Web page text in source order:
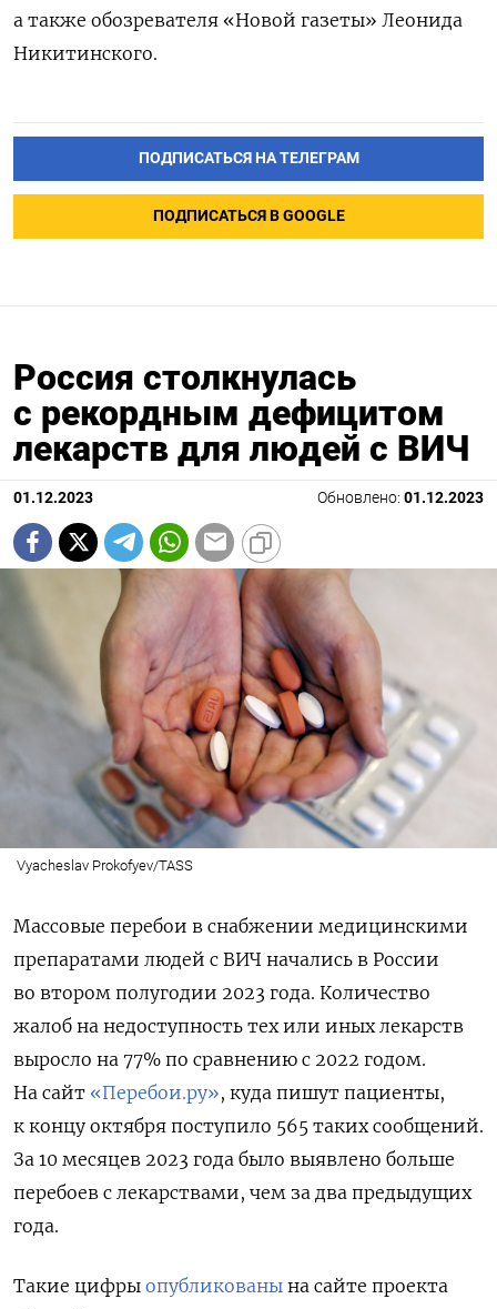
а также обозревателя «Новой газеты» Леонида
Никитинского.
ПОДПИСАТЬСЯ НА ТЕЛЕГРАМ
ПОДПИСАТЬСЯ В GOOGLE
Россия столкнулась
с рекордным дефицитом
лекарств для людей с ВИЧ
01.12.2023 Обновлено: 01.12.2023
Vyacheslav Prokofyev/TASS
Массовые перебои в снабжении медицинскими
препаратами людей с ВИЧ начались в России
во втором полугодии 2023 года. Количество
жалоб на недоступность тех или иных лекарств
выросло на 77% по сравнению с 2022 годом.
На сайт «Перебои.ру», куда пишут пациенты,
к концу октября поступило 565 таких сообщений.
За 10 месяцев 2023 года было выявлено больше
перебоев с лекарствами, чем за два предыдущих
года.
Такие цифры опубликованы на сайте проекта